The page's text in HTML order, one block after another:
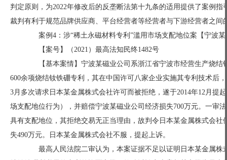
判定原则，为2022年修改后的反垄断法第十九条的适用提供了案例
裁判有利于规范品牌供应商、平台经营者等经营者与下游经营者之
案例4：涉“稀土永磁材料专利”滥用市场支配地位案【宁波
【案号】（2021）最高法知民终1482号
【基本案情】宁波某磁业公司系浙江省宁波市经营生产烧结
600余项烧结钕铁硼专利，其在中国许可八家企业实施其专利技术后
3月多次请求日本某金属株式会社许可而被拒绝，遂于2014年12月
场支配地位行为），并赔偿宁波某磁业公司经济损失700万元。一审
具有支配地位，其拒绝交易无正当理由，故判令日本某金属株式会
失490万元。日本某金属株式会社不服，提起上诉。
最高人民法院二审认为，本案证据不足以证明日本某金属株